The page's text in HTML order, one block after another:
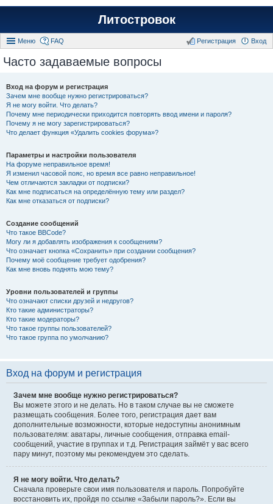
Литостровок
Меню FAQ Вход
Регистрация
Часто задаваемые вопросы
Вход на форум и регистрация
Зачем мне вообще нужно регистрироваться?
Я не могу войти. Что делать?
Почему мне периодически приходится повторять ввод имени и пароля?
Почему я не могу зарегистрироваться?
Что делает функция «Удалить cookies форума»?
Параметры и настройки пользователя
На форуме неправильное время!
Я изменил часовой пояс, но время все равно неправильное!
Чем отличаются закладки от подписки?
Как мне подписаться на определённую тему или раздел?
Как мне отказаться от подписки?
Создание сообщений
Что такое BBCode?
Могу ли я добавлять изображения к сообщениям?
Что означает кнопка «Сохранить» при создании сообщения?
Почему моё сообщение требует одобрения?
Как мне вновь поднять мою тему?
Уровни пользователей и группы
Что означают списки друзей и недругов?
Кто такие администраторы?
Кто такие модераторы?
Что такое группы пользователей?
Что такое группа по умолчанию?
Вход на форум и регистрация
Зачем мне вообще нужно регистрироваться?
Вы можете этого и не делать. Но в таком случае вы не сможете
размещать сообщения. Более того, регистрация дает вам
дополнительные возможности, которые недоступны анонимным
пользователям: аватары, личные сообщения, отправка email-
сообщений, участие в группах и т.д. Регистрация займёт у вас всего
пару минут, поэтому мы рекомендуем это сделать.
Я не могу войти. Что делать?
Сначала проверьте свои имя пользователя и пароль. Попробуйте
восстановить их, пройдя по ссылке «Забыли пароль?». Если вы